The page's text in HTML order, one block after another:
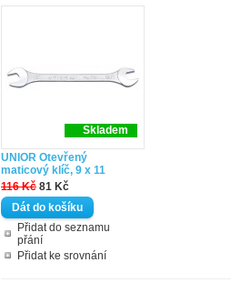
Skladem
UNIOR Otevřený
maticový klíč, 9 x 11
116 Kč 81 Kč
Přidat do seznamu
přání
Přidat ke srovnání